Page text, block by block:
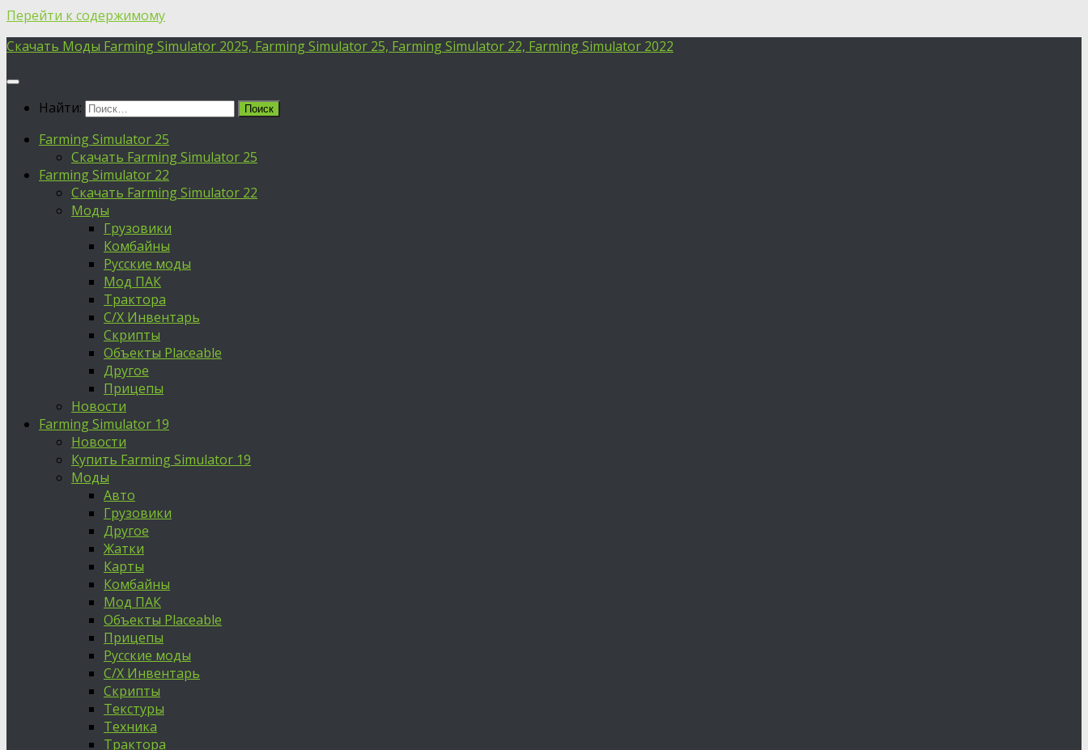
Перейти к содержимому
Скачать Моды Farming Simulator 2025, Farming Simulator 25, Farming Simulator 22, Farming Simulator 2022
Найти:
Farming Simulator 25
Скачать Farming Simulator 25
Farming Simulator 22
Скачать Farming Simulator 22
Моды
Грузовики
Комбайны
Русские моды
Мод ПАК
Трактора
С/Х Инвентарь
Скрипты
Объекты Placeable
Другое
Прицепы
Новости
Farming Simulator 19
Новости
Купить Farming Simulator 19
Моды
Авто
Грузовики
Другое
Жатки
Карты
Комбайны
Мод ПАК
Объекты Placeable
Прицепы
Русские моды
С/Х Инвентарь
Скрипты
Текстуры
Техника
Трактора